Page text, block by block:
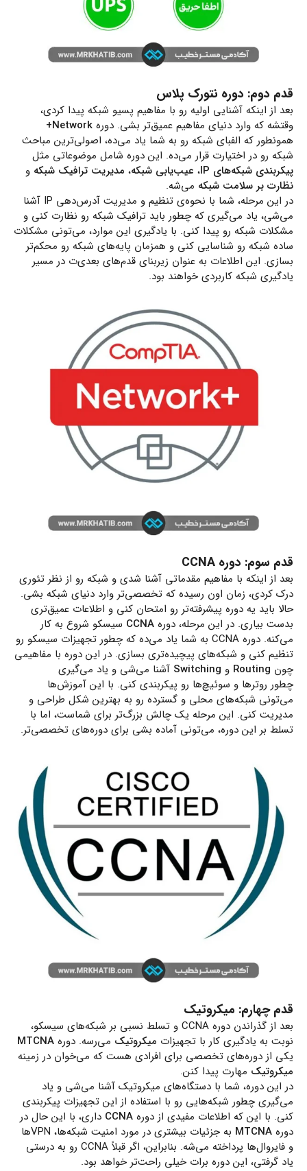
قدم دوم: دوره نتورک پلاس
بعد از اینکه آشنایی اولیه رو با مفاهیم پسیو شبکه پیدا کردی،
وقتشه که وارد دنیای مفاهیم عمیق‌تر بشی. دوره Network+
همونطور که الفبای شبکه رو به شما یاد می‌ده، اصولی‌ترین مباحث
شبکه رو در اختیارت قرار می‌ده. این دوره شامل موضوعاتی مثل
پیکربندی شبکه‌های IP
، عیب‌یابی شبکه، مدیریت ترافیک شبکه و
نظارت بر سلامت شبکه می‌شه.
در این مرحله، شما با نحوه‌ی تنظیم و مدیریت آدرس‌دهی IP آشنا
می‌شی، یاد می‌گیری که چطور باید ترافیک شبکه رو نظارت کنی و
مشکلات شبکه رو پیدا کنی. با یادگیری این موارد، می‌تونی مشکلات
ساده شبکه رو شناسایی کنی و همزمان پایه‌های شبکه رو محکم‌تر
بسازی. این اطلاعات به عنوان زیربنای قدم‌های بعدی‌ت در مسیر
یادگیری شبکه کاربردی خواهند بود.
قدم سوم: دوره CCNA
بعد از اینکه با مفاهیم مقدماتی آشنا شدی و شبکه رو از نظر تئوری
درک کردی، زمان اون رسیده که تخصصی‌تر وارد دنیای شبکه بشی.
حالا باید یه دوره پیشرفته‌تر رو امتحان کنی و اطلاعات عمیق‌تری
بدست بیاری. در این مرحله، دوره CCNA سیسکو شروع به کار
می‌کنه. دوره CCNA به شما یاد می‌ده که چطور تجهیزات سیسکو رو
تنظیم کنی و شبکه‌های پیچیده‌تری بسازی. در این دوره با مفاهیمی
چون Routing و Switching آشنا می‌شی و یاد می‌گیری
چطور روترها و سوئیچ‌ها رو پیکربندی کنی. با این آموزش‌ها
می‌تونی شبکه‌های محلی و گسترده رو به بهترین شکل طراحی و
مدیریت کنی. این مرحله یک چالش بزرگ‌تر برای شماست، اما با
تسلط بر این دوره، می‌تونی آماده بشی برای دوره‌های تخصصی‌تر.
قدم چهارم: میکروتیک
بعد از گذراندن دوره CCNA و تسلط نسبی بر شبکه‌های سیسکو،
نوبت به یادگیری کار با تجهیزات میکروتیک می‌رسه. دوره MTCNA
یکی از دوره‌های تخصصی برای افرادی هست که می‌خوان در زمینه
میکروتیک مهارت پیدا کنن.
در این دوره، شما با دستگاه‌های میکروتیک آشنا می‌شی و یاد
می‌گیری چطور شبکه‌هایی رو با استفاده از این تجهیزات پیکربندی
کنی. با این که اطلاعات مفیدی از دوره CCNA داری، با این حال در
دوره MTCNA
به جزئیات بیشتری در مورد امنیت شبکه‌ها، VPN‌ها
و فایروال‌ها پرداخته می‌شه. بنابراین، اگر قبلاً CCNA رو به درستی
یاد گرفتی، این دوره برات خیلی راحت‌تر خواهد بود.